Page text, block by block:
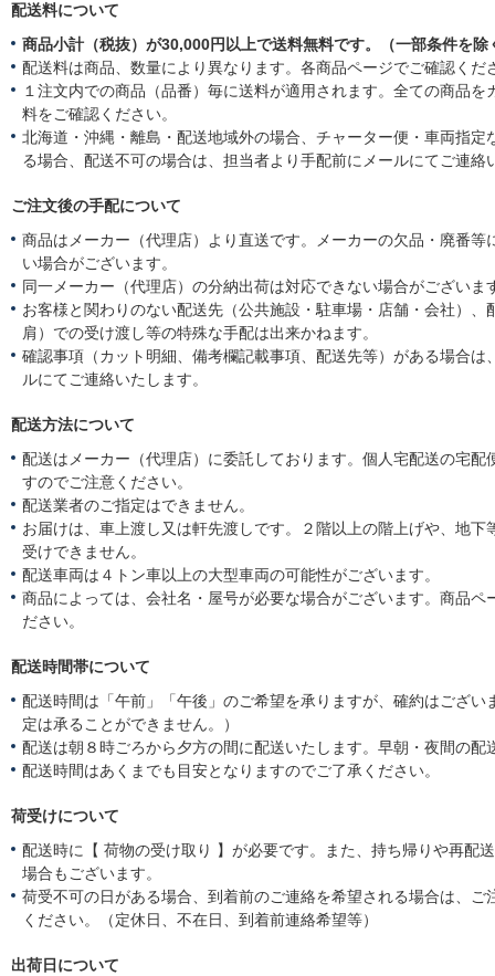
配送料について
商品小計（税抜）が30,000円以上で送料無料です。（一部条件を除
配送料は商品、数量により異なります。各商品ページでご確認くだ
１注文内での商品（品番）毎に送料が適用されます。全ての商品を
料をご確認ください。
北海道・沖縄・離島・配送地域外の場合、チャーター便・車両指定
る場合、配送不可の場合は、担当者より手配前にメールにてご連絡
ご注文後の手配について
商品はメーカー（代理店）より直送です。メーカーの欠品・廃番等
い場合がございます。
同一メーカー（代理店）の分納出荷は対応できない場合がございま
お客様と関わりのない配送先（公共施設・駐車場・店舗・会社）、
肩）での受け渡し等の特殊な手配は出来かねます。
確認事項（カット明細、備考欄記載事項、配送先等）がある場合は
ルにてご連絡いたします。
配送方法について
配送はメーカー（代理店）に委託しております。個人宅配送の宅配
すのでご注意ください。
配送業者のご指定はできません。
お届けは、車上渡し又は軒先渡しです。２階以上の階上げや、地下
受けできません。
配送車両は４トン車以上の大型車両の可能性がございます。
商品によっては、会社名・屋号が必要な場合がございます。商品ペ
ださい。
配送時間帯について
配送時間は「午前」「午後」のご希望を承りますが、確約はござい
定は承ることができません。）
配送は朝８時ごろから夕方の間に配送いたします。早朝・夜間の配
配送時間はあくまでも目安となりますのでご了承ください。
荷受けについて
配送時に【 荷物の受け取り 】が必要です。また、持ち帰りや再配
場合もございます。
荷受不可の日がある場合、到着前のご連絡を希望される場合は、ご
ください。（定休日、不在日、到着前連絡希望等）
出荷日について